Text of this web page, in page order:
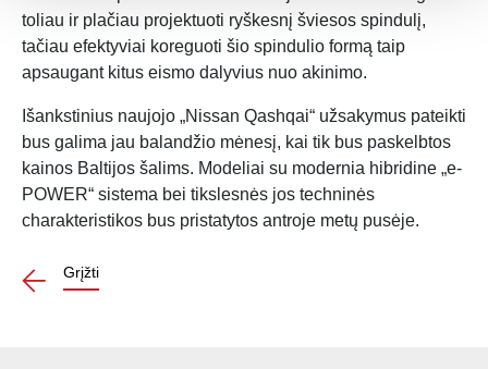
toliau ir plačiau projektuoti ryškesnį šviesos spindulį,
tačiau efektyviai koreguoti šio spindulio formą taip
apsaugant kitus eismo dalyvius nuo akinimo.
Išankstinius naujojo „Nissan Qashqai“ užsakymus pateikti
bus galima jau balandžio mėnesį, kai tik bus paskelbtos
kainos Baltijos šalims. Modeliai su modernia hibridine „e-
POWER“ sistema bei tikslesnės jos techninės
charakteristikos bus pristatytos antroje metų pusėje.
Grįžti